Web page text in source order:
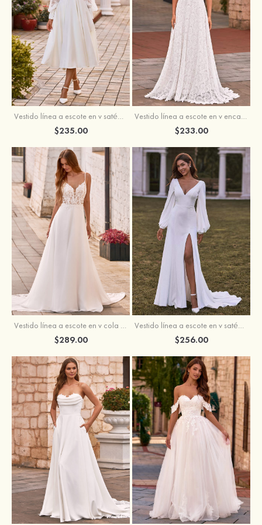
Vestido línea a escote en v satén hasta la tibia vestido de novia
$235.00
Vestido línea a escote en v encaje cola de barrido vestido de novia
$233.00
$289.00 $256.00